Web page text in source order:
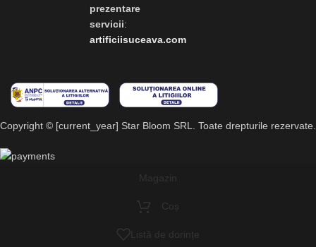
prezentare
servicii:
artificiisuceava.com
Copyright © [current_year] Star Bloom SRL. Toate drepturile rezervate.
Magazin
Coș
Listă de dorințe